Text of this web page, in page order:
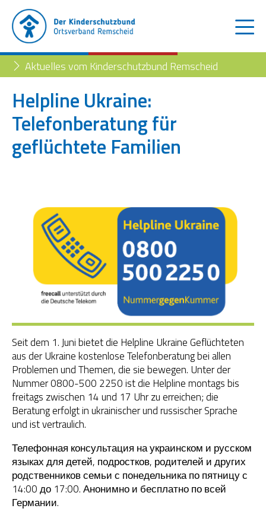
Der Kinderschutzbund
Aktuelles
Kinder- und Jugendtelefon
Familienberatungsstelle
Begleiteter Umgang
Fachstelle „Frühe Hilfen“
Müttertreff „Mama mia“
OGS Heinrich-Neumann-Schule
Kinder im Blick – Elternkurse
Wohngemeinschaft
Kleiderläden
Aktuelles vom Kinderschutzbund Remscheid
Helpline Ukraine:
Telefonberatung für
geflüchtete Familien
Seit dem 1. Juni bietet die Helpline Ukraine Geflüchteten
aus der Ukraine kostenlose Telefonberatung bei allen
Problemen und Themen, die sie bewegen. Unter der
Nummer 0800-500 2250 ist die Helpline montags bis
freitags zwischen 14 und 17 Uhr zu erreichen; die
Beratung erfolgt in ukrainischer und russischer Sprache
und ist vertraulich.
Телефонная консультация на украинском и русском
языках для детей, подростков, родителей и других
родственников семьи с понедельника по пятницу с
14:00 до 17:00. Анонимно и бесплатно по всей
Германии.